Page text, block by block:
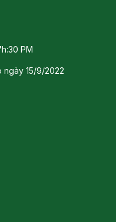
PM
ngày 15/9/2022